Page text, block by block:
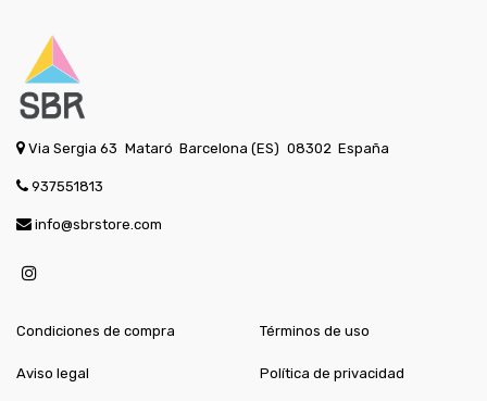
Via Sergia 63 Mataró Barcelona (ES) 08302 España
937551813
info@sbrstore.com
Condiciones de compra
Aviso legal
Términos de uso
Política de privacidad